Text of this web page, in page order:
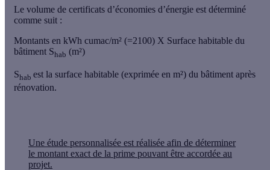
Le volume de certificats d’économies d’énergie est déterminé
comme suit :
Montants en kWh cumac/m² (=2100) X Surface habitable du
bâtiment Shab (m²)
Shab est la surface habitable (exprimée en m²) du bâtiment après
rénovation.
Une étude personnalisée est réalisée afin de déterminer
le montant exact de la prime pouvant être accordée au
projet.